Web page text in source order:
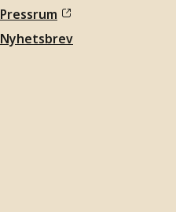
Pressrum
Nyhetsbrev